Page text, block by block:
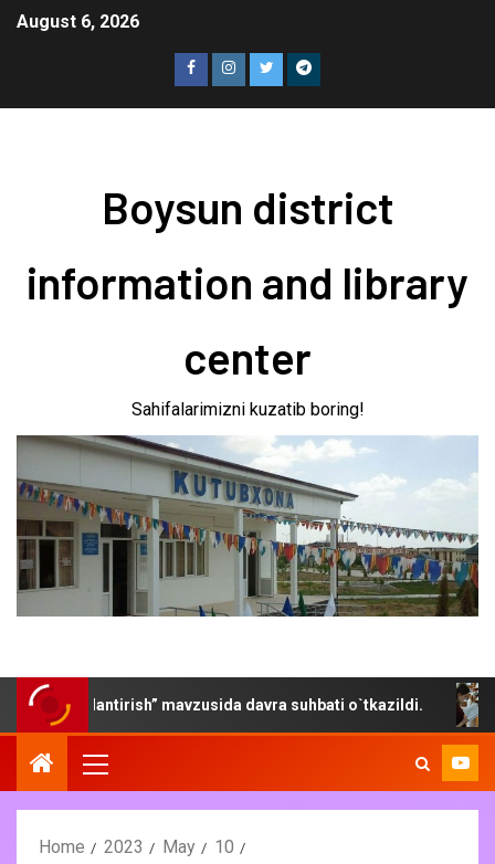
August 6, 2026
Boysun district
information and library
center
Sahifalarimizni kuzatib boring!
mavzusida davra suhbati o`tkazildi.
Home 2023 May
10